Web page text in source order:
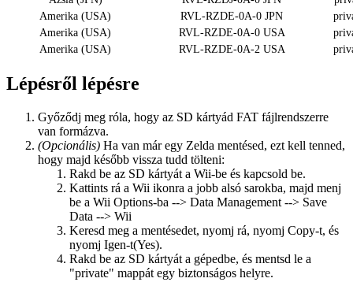
Amerika (USA)
RVL-RZDE-0A-0 JPN
Amerika (USA)
RVL-RZDE-0A-0 USA
Amerika (USA)
RVL-RZDE-0A-2 USA
Lépésről lépésre
Győződj meg róla, hogy az SD kártyád FAT fájlrendszerre
van formázva.
(Opcionális) Ha van már egy Zelda mentésed, ezt kell tenned,
hogy majd később vissza tudd tölteni:
Rakd be az SD kártyát a Wii-be és kapcsold be.
Kattints rá a Wii ikonra a jobb alsó sarokba, majd menj
be a Wii Options-ba --> Data Management --> Save
Data --> Wii
Keresd meg a mentésedet, nyomj rá, nyomj Copy-t, és
nyomj Igen-t(Yes).
Rakd be az SD kártyát a gépedbe, és mentsd le a
"private" mappát egy biztonságos helyre.